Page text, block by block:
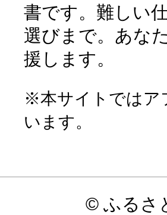
書です。難しい
選びまで。あな
援します。
※本サイトではア
います。
© ふるさ